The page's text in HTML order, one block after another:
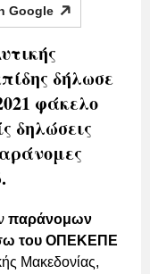
Google
δήλωσε
φάκελο
δηλώσεις
παράνομων
του ΟΠΕΚΕΠΕ
Μακεδονίας,